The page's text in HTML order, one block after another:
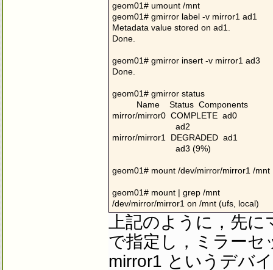
geom01# umount /mnt
geom01# gmirror label -v mirror1 ad1
Metadata value stored on ad1.
Done.
geom01# gmirror insert -v mirror1 ad3
Done.
geom01# gmirror status
          Name    Status  Components
mirror/mirror0  COMPLETE  ad0
                          ad2
mirror/mirror1  DEGRADED  ad1
                          ad3 (9%)
geom01# mount /dev/mirror/mirror1 /mnt
geom01# mount | grep /mnt
/dev/mirror/mirror1 on /mnt (ufs, local)
上記のように，先
で指定し，ミラーセ
mirror1 というデバ